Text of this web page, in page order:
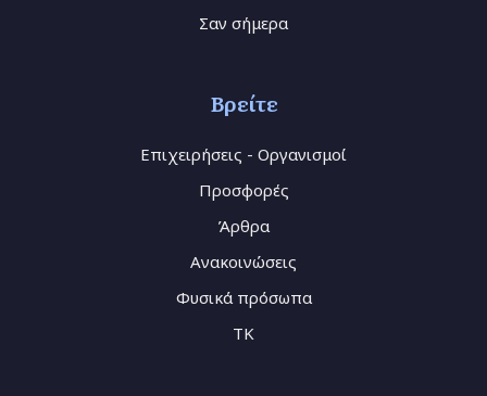
Σαν σήμερα
Βρείτε
Επιχειρήσεις - Οργανισμοί
Προσφορές
Άρθρα
Ανακοινώσεις
Φυσικά πρόσωπα
TK